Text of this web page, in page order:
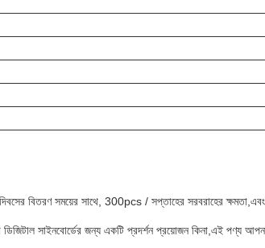
বিতরণ সময়ের সাথে, 300pcs / সপ্তাহের সরবরাহের
সাইনবোর্ডের জন্য একটি প্রদর্শন প্রয়োজন কিনা,এই পণ্য